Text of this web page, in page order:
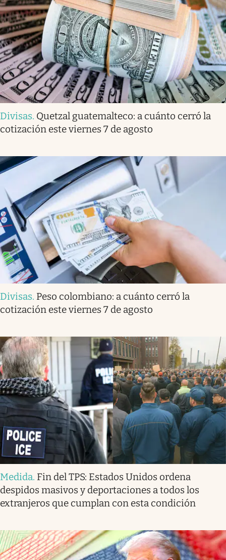
Divisas. Quetzal guatemalteco: a cuánto cerró la
cotización este viernes 7 de agosto
Divisas. Peso colombiano: a cuánto cerró la
cotización este viernes 7 de agosto
Medida. Fin del TPS: Estados Unidos ordena
despidos masivos y deportaciones a todos los
extranjeros que cumplan con esta condición